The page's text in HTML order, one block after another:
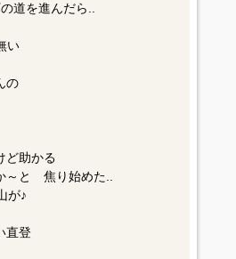
道を進んだら..
い
の
ど助かる
～と 焦り始めた..
が♪
直登